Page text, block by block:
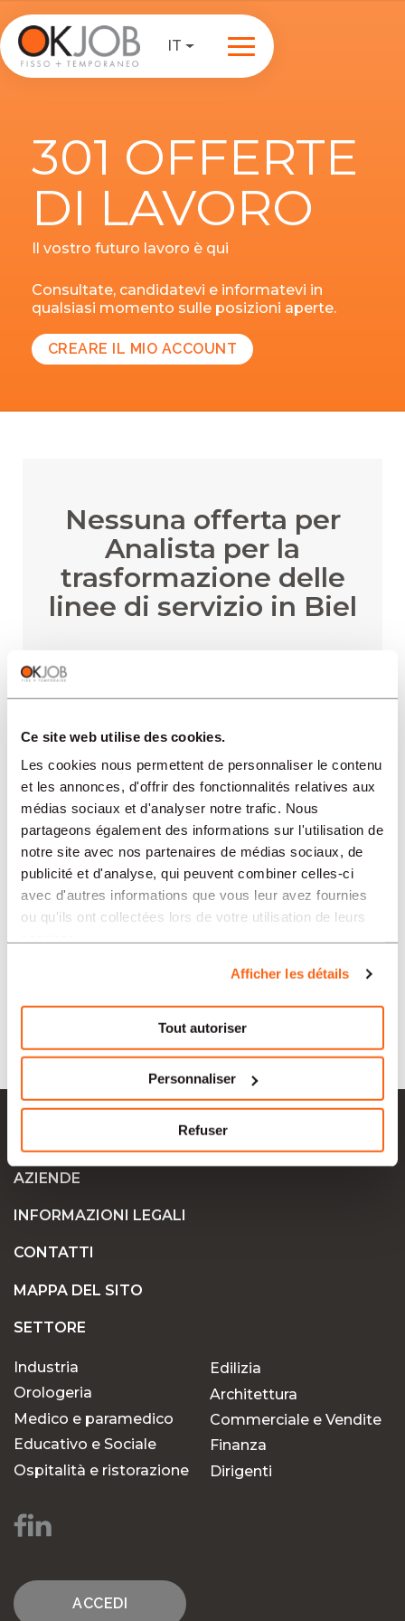
Ce site web utilise des cookies.
Les cookies nous permettent de personnaliser le contenu
et les annonces, d'offrir des fonctionnalités relatives aux
médias sociaux et d'analyser notre trafic. Nous
partageons également des informations sur l'utilisation de
notre site avec nos partenaires de médias sociaux, de
publicité et d'analyse, qui peuvent combiner celles-ci
avec d'autres informations que vous leur avez fournies
ou qu'ils ont collectées lors de votre utilisation de leurs
Afficher les détails
Tout autoriser
Personnaliser
Refuser
IT
301 OFFERTE
DI LAVORO
Il vostro futuro lavoro è qui
Consultate, candidatevi e informatevi in
qualsiasi momento sulle posizioni aperte.
CREARE IL MIO ACCOUNT
Nessuna offerta per
Analista per la
trasformazione delle
linee di servizio in Biel
RICEVERE AVVISI VIA E-MAIL
REGIONI
SETTORI
Ok Job SA
AZIENDE
INFORMAZIONI LEGALI
CONTATTI
MAPPA DEL SITO
SETTORE
Industria
Orologeria
Medico e paramedico
Educativo e Sociale
Ospitalità e ristorazione
Edilizia
Architettura
Commerciale e Vendite
Finanza
Dirigenti
ACCEDI